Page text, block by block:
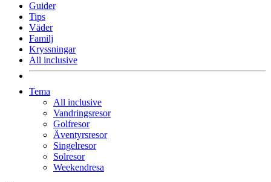
Guider
Tips
Väder
Familj
Kryssningar
All inclusive
Tema
All inclusive
Vandringsresor
Golfresor
Äventyrsresor
Singelresor
Solresor
Weekendresa